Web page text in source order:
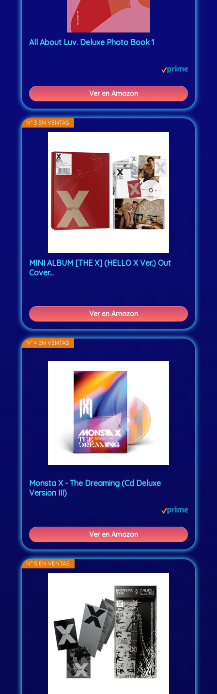
All About Luv. Deluxe Photo Book 1
Ver en Amazon
Nº 3 EN VENTAS
MINI ALBUM [THE X] (HELLO X Ver.) Out
Cover...
Ver en Amazon
Nº 4 EN VENTAS
Monsta X - The Dreaming (Cd Deluxe
Version III)
Ver en Amazon
Nº 5 EN VENTAS